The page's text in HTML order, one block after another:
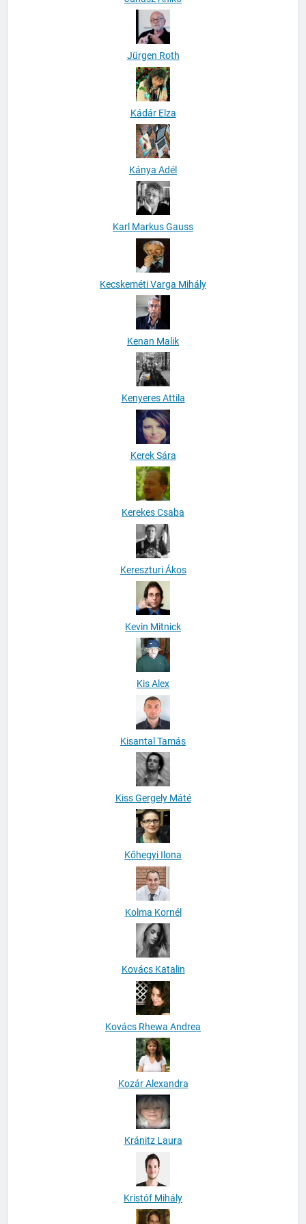
Jürgen Roth
Kádár Elza
Kánya Adél
Karl Markus Gauss
Kecskeméti Varga Mihály
Kenan Malik
Kenyeres Attila
Kerek Sára
Kerekes Csaba
Kereszturi Ákos
Kevin Mitnick
Kis Alex
Kisantal Tamás
Kiss Gergely Máté
Kőhegyi Ilona
Kolma Kornél
Kovács Katalin
Kovács Rhewa Andrea
Kozár Alexandra
Kránitz Laura
Kristóf Mihály